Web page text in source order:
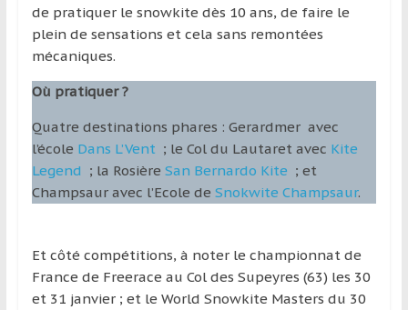
de pratiquer le snowkite dès 10 ans, de faire le
plein de sensations et cela sans remontées
mécaniques.
Où pratiquer ?
Quatre destinations phares : Gerardmer avec
l’école Dans L’Vent ; le Col du Lautaret avec Kite
Legend ; la Rosière San Bernardo Kite ; et
Champsaur avec l’Ecole de Snokwite Champsaur.
Et côté compétitions, à noter le championnat de
France de Freerace au Col des Supeyres (63) les 30
et 31 janvier ; et le World Snowkite Masters du 30